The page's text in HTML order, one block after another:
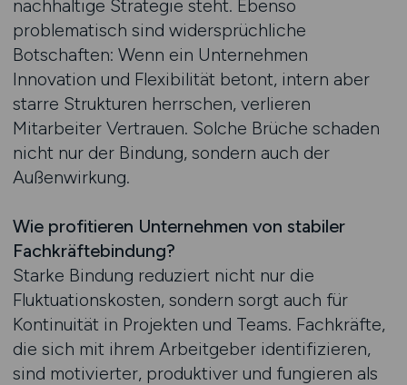
nachhaltige Strategie steht. Ebenso
problematisch sind widersprüchliche
Botschaften: Wenn ein Unternehmen
Innovation und Flexibilität betont, intern aber
starre Strukturen herrschen, verlieren
Mitarbeiter Vertrauen. Solche Brüche schaden
nicht nur der Bindung, sondern auch der
Außenwirkung.
Wie profitieren Unternehmen von stabiler
Fachkräftebindung?
Starke Bindung reduziert nicht nur die
Fluktuationskosten, sondern sorgt auch für
Kontinuität in Projekten und Teams. Fachkräfte,
die sich mit ihrem Arbeitgeber identifizieren,
sind motivierter, produktiver und fungieren als